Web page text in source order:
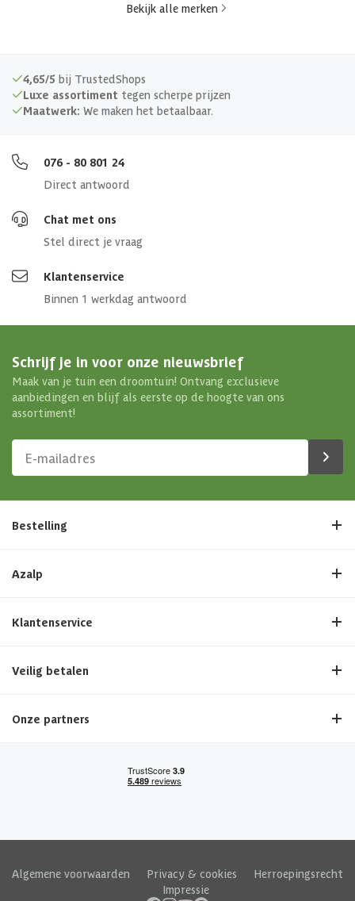
Bekijk alle merken
4,65/5 bij TrustedShops
Luxe assortiment tegen scherpe prijzen
Maatwerk: We maken het betaalbaar.
076 - 80 801 24
Direct antwoord
Chat met ons
Stel direct je vraag
Klantenservice
Binnen 1 werkdag antwoord
Schrijf je in voor onze nieuwsbrief
Maak van je tuin een droomtuin! Ontvang exclusieve
aanbiedingen en blijf als eerste op de hoogte van ons
assortiment!
Bestelling
Azalp
Klantenservice
Veilig betalen
Onze partners
Algemene voorwaarden Privacy & cookies
Herroepingsrecht
Impressie